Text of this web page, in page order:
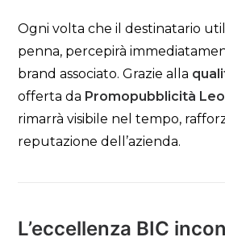
Ogni volta che il destinatario
penna, percepirà
brand associato. Grazie alla
offerta da Promopubblicità
rimarrà visibile nel tempo,
reputazione dell’azienda.
L’eccellenza BIC